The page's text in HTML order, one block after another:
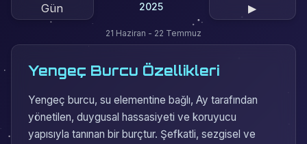
Gün
2025
▶
21 Haziran - 22 Temmuz
Yengeç Burcu Özellikleri
Yengeç burcu, su elementine bağlı, Ay tarafından
yönetilen, duygusal hassasiyeti ve koruyucu
yapısıyla tanınan bir burçtur. Şefkatli, sezgisel ve